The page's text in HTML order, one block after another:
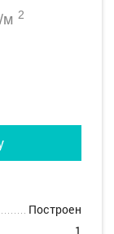
/м 2
Построен
1